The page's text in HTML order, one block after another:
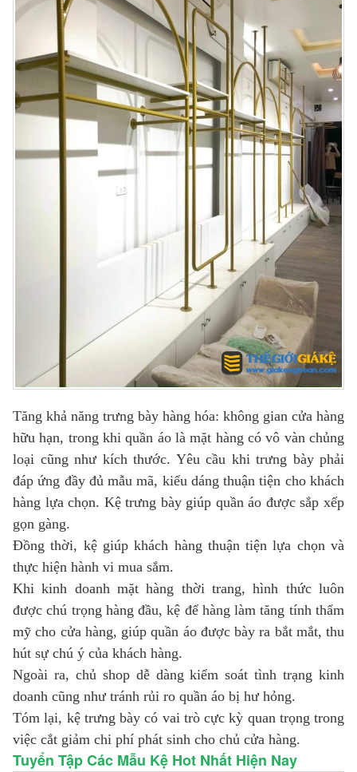
Tăng khả năng trưng bày hàng hóa: không gian cửa hàng
hữu hạn, trong khi quần áo là mặt hàng có vô vàn chủng
loại cũng như kích thước. Yêu cầu khi trưng bày phải
đáp ứng đầy đủ mẫu mã, kiểu dáng thuận tiện cho khách
hàng lựa chọn. Kệ trưng bày giúp quần áo được sắp xếp
gọn gàng.
Đồng thời, kệ giúp khách hàng thuận tiện lựa chọn và
thực hiện hành vi mua sắm.
Khi kinh doanh mặt hàng thời trang, hình thức luôn
được chú trọng hàng đầu, kệ để hàng làm tăng tính thẩm
mỹ cho cửa hàng, giúp quần áo được bày ra bắt mắt, thu
hút sự chú ý của khách hàng.
Ngoài ra, chủ shop dễ dàng kiểm soát tình trạng kinh
doanh cũng như tránh rủi ro quần áo bị hư hỏng.
Tóm lại, kệ trưng bày có vai trò cực kỳ quan trọng trong
việc cắt giảm chi phí phát sinh cho chủ cửa hàng.
Tuyển Tập Các Mẫu Kệ Hot Nhất Hiện Nay